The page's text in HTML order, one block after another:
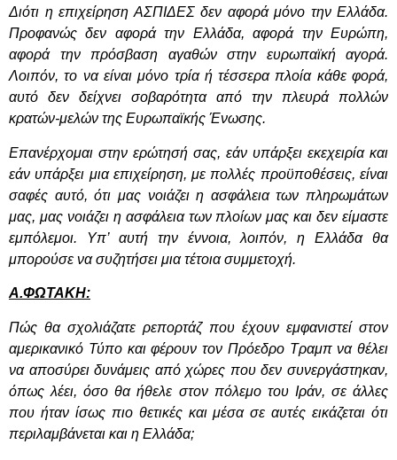
Διότι η επιχείρηση ΑΣΠΙΔΕΣ δεν αφορά μόνο την Ελλάδα.
Προφανώς δεν αφορά την Ελλάδα, αφορά την Ευρώπη,
αφορά την πρόσβαση αγαθών στην ευρωπαϊκή αγορά.
Λοιπόν, το να είναι μόνο τρία ή τέσσερα πλοία κάθε φορά,
αυτό δεν δείχνει σοβαρότητα από την πλευρά πολλών
κρατών-μελών της Ευρωπαϊκής Ένωσης.
Επανέρχομαι στην ερώτησή σας, εάν υπάρξει εκεχειρία και
εάν υπάρξει μια επιχείρηση, με πολλές προϋποθέσεις, είναι
σαφές αυτό, ότι μας νοιάζει η ασφάλεια των πληρωμάτων
μας, μας νοιάζει η ασφάλεια των πλοίων μας και δεν είμαστε
εμπόλεμοι. Υπ’ αυτή την έννοια, λοιπόν, η Ελλάδα θα
μπορούσε να συζητήσει μια τέτοια συμμετοχή.
Α.ΦΩΤΑΚΗ:
Πώς θα σχολιάζατε ρεπορτάζ που έχουν εμφανιστεί στον
αμερικανικό Τύπο και φέρουν τον Πρόεδρο Τραμπ να θέλει
να αποσύρει δυνάμεις από χώρες που δεν συνεργάστηκαν,
όπως λέει, όσο θα ήθελε στον πόλεμο του Ιράν, σε άλλες
που ήταν ίσως πιο θετικές και μέσα σε αυτές εικάζεται ότι
περιλαμβάνεται και η Ελλάδα;